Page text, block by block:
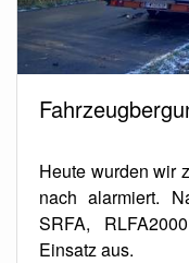
Heute wurden wir
nach alarmiert.
SRFA,
Einsatz aus.